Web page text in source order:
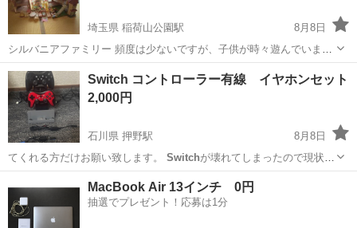
埼玉県 稲荷山公園駅
8月8日
シルバニアファミリー 頻度は少ないですが、子供が時々遊んでいまし
た。 年齢的に更に遊びの頻度が減ったので、出品します。詳しい事は
分かりませんが、写真に写っているものが全てです。明らかな傷はあ
りませんが、見落としがあるかもで...
埼玉 比企郡 稲荷山公園駅 おもちゃ
Switch コントローラー有線 イヤホンセット
2,000円
石川県 押野駅
8月8日
てくれる方だけお願い致します。 Switchが壊れてしまったので現状は
動作未確… 金沢市 押野駅 ポータブルゲーム
MacBook Air 13インチ 0円
抽選でプレゼント！応募は1分